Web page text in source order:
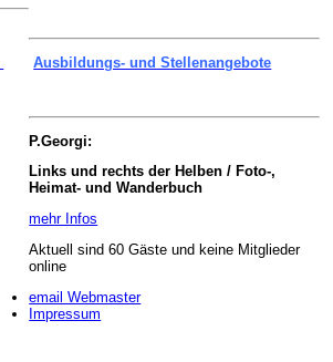
Ausbildungs- und Stellenangebote
P.Georgi:
Links und rechts der Helben / Foto-,
Heimat- und Wanderbuch
mehr Infos
Aktuell sind 60 Gäste und keine Mitglieder
online
email Webmaster
Impressum